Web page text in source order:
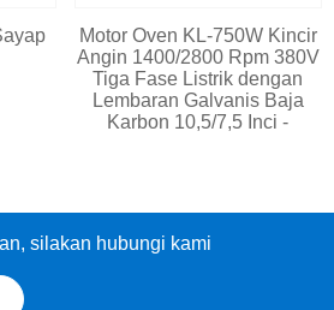
Motor Oven KL-750W Kincir
Angin 1400/2800 Rpm 380V
Tiga Fase Listrik dengan
Lembaran Galvanis Baja
Karbon 10,5/7,5 Inci -
silakan hubungi kami